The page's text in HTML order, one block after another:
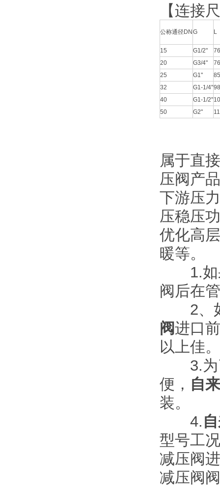
【连接
公称通径DN G L
15 G1/2"
20
G3/4"
25
G1"
85
32
G1-1/4"98
40
G1-1/2"
50
G2"
属于直
压阀产
下游压
压稳压
优化高
暖等。
1.如
阀后在
2、如
阀进口
以上佳。
3.为了
便， 自
装。
4.
型号工
减压阀
减压阀